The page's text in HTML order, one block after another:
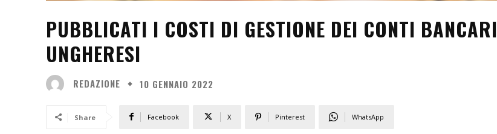
PUBBLICATI I COSTI DI GESTIONE DEI CONTI BANCARI
UNGHERESI
REDAZIONE 10 GENNAIO 2022
Share Facebook X Pinterest WhatsApp